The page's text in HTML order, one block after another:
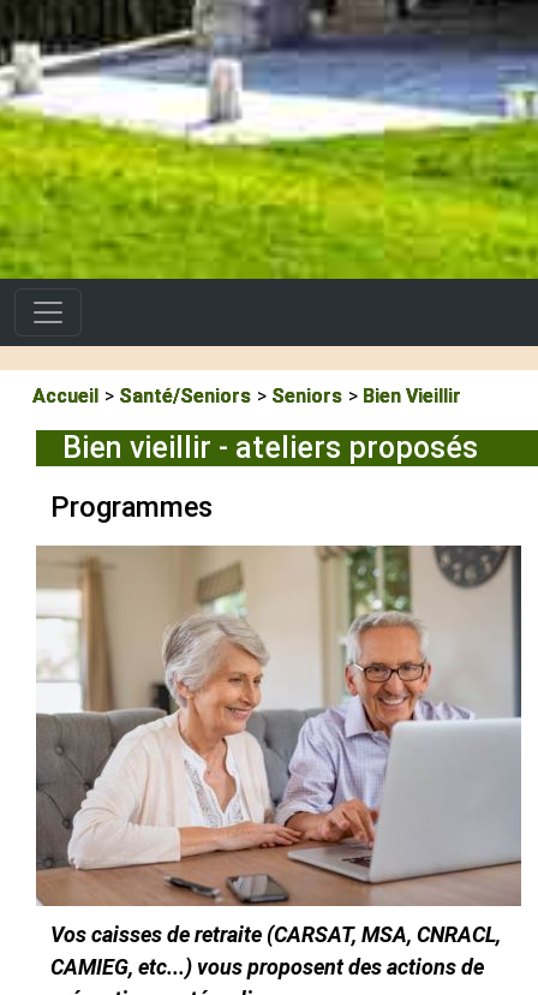
Accueil Santé/Seniors Seniors Bien Vieillir
Bien vieillir - ateliers proposés
Programmes
Vos caisses de retraite (CARSAT, MSA, CNRACL,
CAMIEG, etc...) vous proposent des actions de